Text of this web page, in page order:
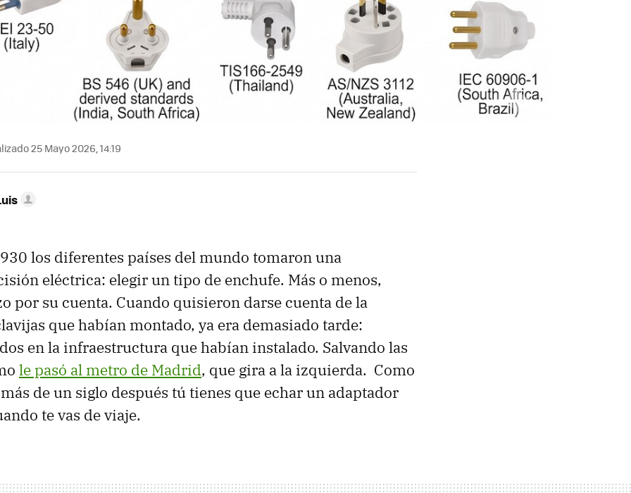
25 Mayo 2026, 14:19
los diferentes países del mundo tomaron una
eléctrica: elegir un tipo de enchufe. Más o menos,
por su cuenta. Cuando quisieron darse cuenta de la
que habían montado, ya era demasiado tarde:
en la infraestructura que habían instalado. Salvando las
le pasó al metro de Madrid, que gira a la izquierda. Como
de un siglo después tú tienes que echar un adaptador
te vas de viaje.